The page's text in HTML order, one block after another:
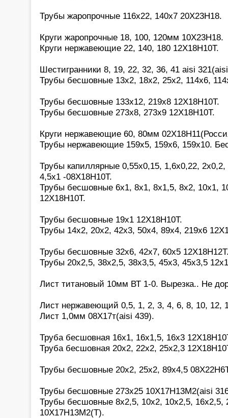
Трубы жаропрочные 116х22, 140х7 20Х23Н18.
Круги жаропрочные 18, 100, 120мм 10Х23Н18.
Круги нержавеющие 22, 140, 180 12Х18Н10Т.
Шестигранники 8, 19, 22, 32, 36, 41 aisi
Трубы бесшовные 13х2, 18х2, 25х2, 114х6,
Трубы бесшовные 133х12, 219х8 12Х18Н10Т.
Трубы бесшовные 273х8, 273х9 12Х18Н10Т.
Круги нержавеющие 60, 80мм
Трубы нержавеющие 159х5, 159х6, 159х10.
Трубы капиллярные 0,55х0,15, 1,6х0,22,
4,5х1 -08Х18Н10Т.
Трубы бесшовные 6х1, 8х1, 8х1,5, 8х2, 10х1,
12Х18Н10Т.
Трубы бесшовные 19х1 12Х18Н10Т.
Трубы 14х2, 20х2, 42х3, 50х4, 89х4, 219х6
Трубы бесшовные 32х6, 42х7, 60х5
Трубы 20х2,5, 38х2,5, 38х3,5, 45х3, 45х3,5
Лист титановый 10мм ВТ 1-0. Вырезка.. Не
Лист нержавеющий 0,5, 1, 2, 3, 4, 6, 8, 10, 12,
Лист 1,0мм 08Х17т(aisi 439).
Труба бесшовная 16х1, 16х1,5, 16х3
Труба бесшовная 20х2, 22х2, 25х2,3
Трубы бесшовные 20х2, 25х2, 89х4,5
Трубы бесшовные 273х25 10Х17Н13М2(aisi
Трубы бесшовные 8х2,5, 10х2, 10х2,5, 16х2,5,
10Х17Н13М2(Т).